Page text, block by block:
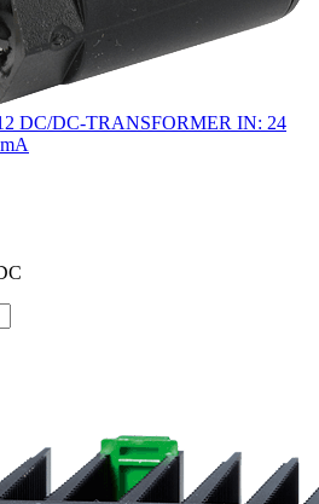
DC/DC-TRANSFORMER IN: 24